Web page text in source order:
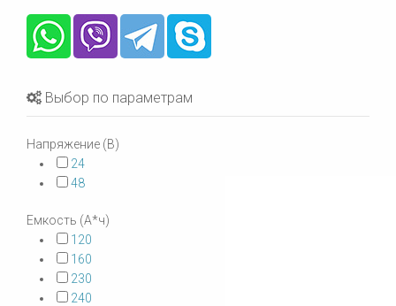
Выбор по параметрам
Напряжение (В)
24
48
Емкость (А*ч)
120
160
230
240